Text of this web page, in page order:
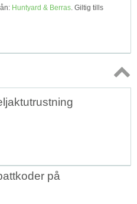
Huntyard & Berras. Giltig tills
Topp
på